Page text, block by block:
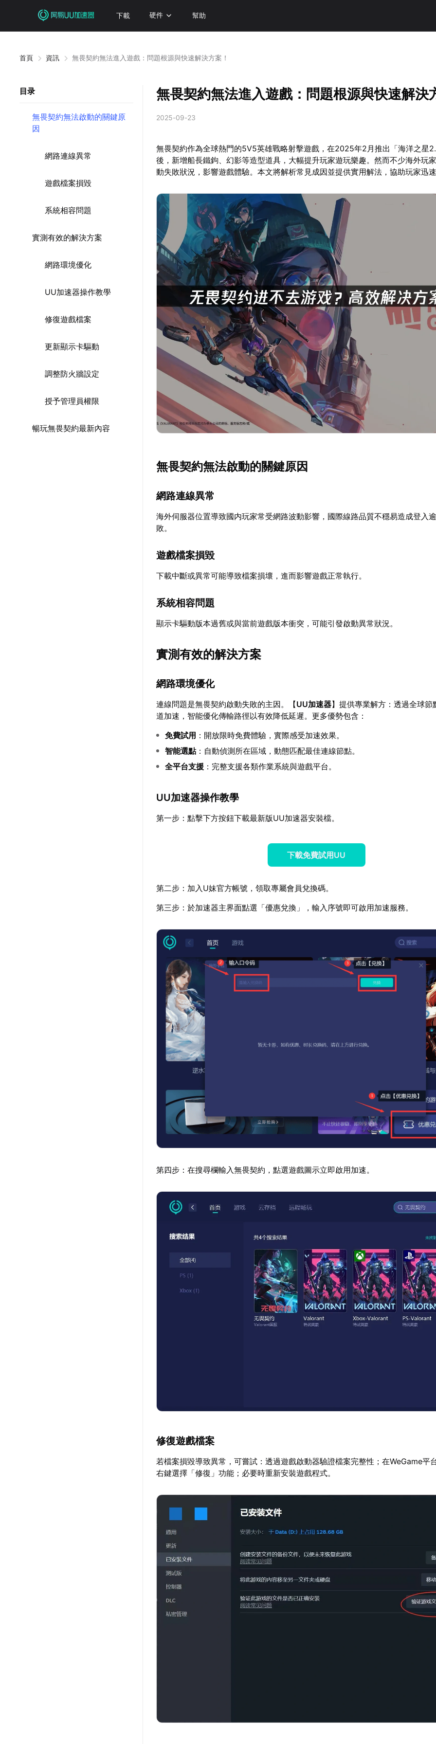
下載 硬件 幫助
首頁 資訊 無畏契約無法進入遊戲：問題根源與快速解決方案！
目录
無畏契約無法啟動的關鍵原
因
網路連線異常
遊戲檔案損毀
系統相容問題
實測有效的解決方案
網路環境優化
UU加速器操作教學
修復遊戲檔案
更新顯示卡驅動
調整防火牆設定
授予管理員權限
暢玩無畏契約最新內容
無畏契約無法進入遊戲：問題根源與快速解決
2025-09-23
無畏契約作為全球熱門的5V5英雄戰略射擊遊戲，在2025年2月推出「海洋之星
後，新增船長鐵鉤、幻影等造型道具，大幅提升玩家遊玩樂趣。然而不少海外玩
動失敗狀況，影響遊戲體驗。本文將解析常見成因並提供實用解法，協助玩家迅速
無畏契約無法啟動的關鍵原因
網路連線異常
海外伺服器位置導致國内玩家常受網路波動影響，國際線路品質不穩易造成登入
敗。
遊戲檔案損毀
下載中斷或異常可能導致檔案損壞，進而影響遊戲正常執行。
系統相容問題
顯示卡驅動版本過舊或與當前遊戲版本衝突，可能引發啟動異常狀況。
實測有效的解決方案
網路環境優化
連線問題是無畏契約啟動失敗的主因。【UU加速器】提供專業解方：透過全球節
道加速，智能優化傳輸路徑以有效降低延遲。更多優勢包含：
免費試用 ：開放限時免費體驗，實際感受加速效果。
智能選點：自動偵測所在區域，動態匹配最佳連線節點。
全平台支援 ：完整支援各類作業系統與遊戲平台。
UU加速器操作教學
第一步：點擊下方按鈕下載最新版UU加速器安裝檔。
下載免費試用UU
第二步：加入U妹官方帳號，領取專屬會員兌換碼。
第三步：於加速器主界面點選「優惠兌換」，輸入序號即可啟用加速服務。
第四步：在搜尋欄輸入無畏契約，點選遊戲圖示立即啟用加速。
修復遊戲檔案
若檔案損毀導致異常，可嘗試：透過遊戲啟動器驗證檔案完整性；在WeGame平
右鍵選擇「修復」功能；必要時重新安裝遊戲程式。